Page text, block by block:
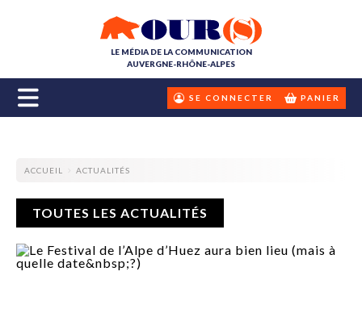
LE MÉDIA DE LA COMMUNICATION
AUVERGNE-RHÔNE-ALPES
SE CONNECTER PANIER
ACCUEIL ACTUALITÉS
TOUTES LES ACTUALITÉS